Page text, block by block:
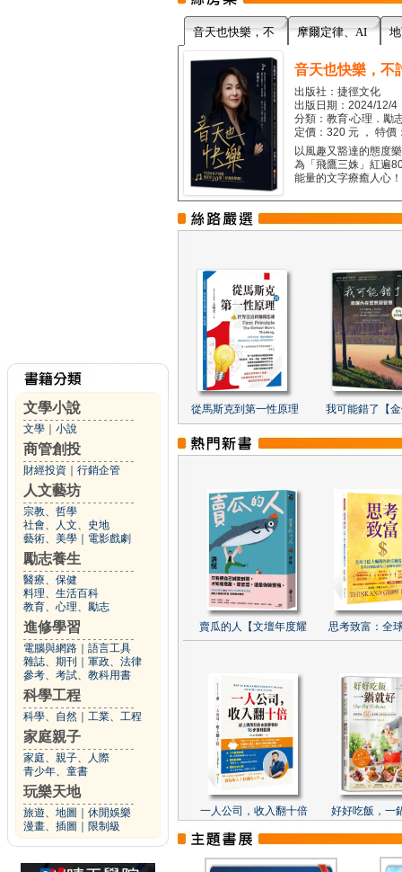
文學小說
文學 小說
商管創投
財經投資 行銷企管
人文藝坊
宗教、哲學
社會、人文、史地
藝術、美學
電影戲劇
勵志養生
醫療、保健
料理、生活百科
教育、心理、勵志
進修學習
電腦與網路
語言工具
雜誌、期刊
軍政、法律
參考、考試、教科用書
科學工程
科學、自然 工業、工程
家庭親子
家庭、親子、人際
青少年、童書
玩樂天地
旅遊、地圖
休閒娛樂
漫畫、插圖
限制級
音天也快樂，不 摩爾定律、AI
音天也快樂，不
出版社：捷徑文化
出版日期：2024/12/4
分類：教育‧心理．勵
定價：320 元 ， 特價
以風趣又豁達的態度
為「飛鷹三姝」紅遍
能量的文字療癒人心
從馬斯克到第一性原理 我可能錯了【
賣瓜的人【文壇年度耀 思考致富：全
一人公司，收入翻十倍 好好吃飯，一